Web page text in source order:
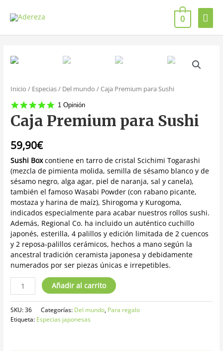
0
Inicio / Especias/ Del mundo / Caja Premium para Sushi
5.0
rating
1 Opinión
Caja Premium para Sushi
59,90€
Sushi Boxcontiene en tarro de cristal Scichimi Togarashi
(mezcla de pimienta molida, semilla de sésamo blanco y de
sésamo negro, alga agar, piel de naranja, sal y canela),
también el famoso Wasabi Powder (con rabano picante,
mostaza y harina de maíz), Shirogoma y Kurogoma,
indicados especialmente para acabar nuestros rollos sushi.
Además, Regional Co. ha incluido un auténtico cuchillo
japonés, esterilla, 4 palillos y edición limitada de 2 cuencos
y 2 reposa-palillos cerámicos, hechos a mano según la
ancestral tradición ceramista japonesa y debidamente
numerados por ser piezas únicas e irrepetibles.
Añadir al carrito
SKU:36 Categorías: Del mundo, Para regalo
Etiqueta: Especias japonesas